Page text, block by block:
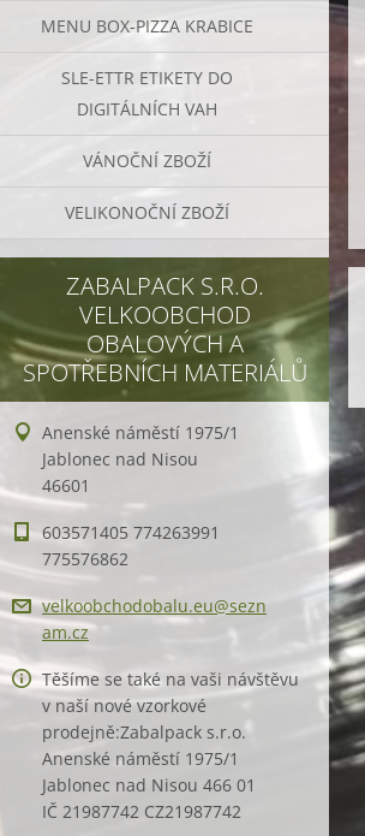
MENU BOX-PIZZA KRABICE
SLE-ETTR ETIKETY DO
DIGITÁLNÍCH VAH
VÁNOČNÍ ZBOŽÍ
VELIKONOČNÍ ZBOŽÍ
ZABALPACK S.R.O.
VELKOOBCHOD
OBALOVÝCH A
SPOTŘEBNÍCH MATERIÁLŮ
Anenské náměstí 1975/1
Jablonec nad Nisou
46601
603571405 774263991
775576862
velkoobchodobalu.eu@sezn
am.cz
Těšíme se také na vaši návštěvu
v naší nové vzorkové
prodejně:Zabalpack s.r.o.
Anenské náměstí 1975/1
Jablonec nad Nisou 466 01
IČ 21987742 CZ21987742